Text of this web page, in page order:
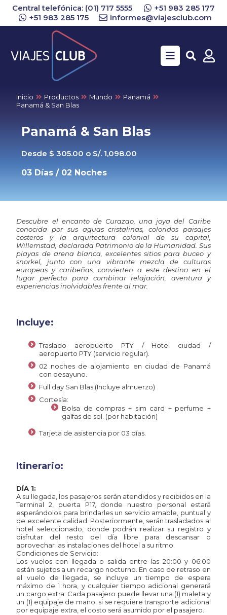
Central telefónica: (01) 717 5555
+51 983 285 177
+51 983 285 175
informes@viajesclub.com
Inicio Productos Mundo
Panamá
Panamá & San Blas
Panamá & San Blas
Desde $ 305.00 o S/. 1,098.00
03 Días / 02 Noches
Descubre el encanto de Curazao, una joya del Caribe
conocida por sus aguas cristalinas, coloridos paisajes
costeros y la arquitectura colonial de su capital,
Willemstad , declarada Patrimonio de la Humanidad. Sus
playas de arena blanca, excelentes sitios para buceo y
snorkel, junto con una vibrante mezcla de culturas
europeas y caribeñas, convierten a este destino en el
lugar perfecto para combinar relajación, aventura y
experiencias inolvidables frente al mar.
Incluye:
Traslado aeropuerto PTY / Hotel ciudad /
aeropuerto PTY (servicio regular).
02 noches de alojamiento en ciudad de Panamá
con desayuno.
Full day San Blas (Incluye almuerzo)
Cortesía:
Bolsa de compras + sim card + perfume +
galfas de sol. (por habitación)
Tarjeta de asistencia por 03 días.
Itinerario:
DÍA 1:
A su llegada, los pasajeros serán atendidos y recibidos en la
Terminal 2, puerta P17, donde nuestro personal estará
esperándolos para brindarles un servicio amable, puntual y
de excelente calidad. Posteriormente, serán trasladados al
hotel seleccionado, donde podrán realizar su registro y
disfrutar del resto del día libre para descansar o
aprovechar las instalaciones del hotel a su ritmo.
Condiciones de Servicio:
Los vuelos con llegada o salida entre las 20:00 y 06:00
están sujetos a un recargo nocturno. En caso de retraso en
el vuelo de llegada, se incluye un tiempo de espera
máximo de 1 hora, y cualquier tiempo adicional generará
un cargo extra. Cada pasajero puede llevar una (1) maleta y
un (1) equipaje de mano; si se requiere transporte adicional
por equipaje extra, el costo será asumido por el pasajero.